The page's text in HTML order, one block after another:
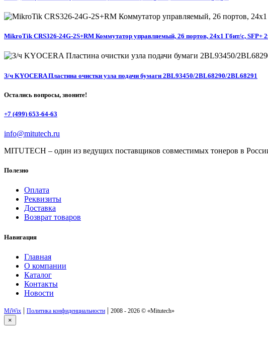
MikroTik CRS326-24G-2S+RM Коммутатор управляемый, 26 портов, 24x1 Гбит/с, SFP+
З/ч KYOCERA Пластина очистки узла подачи бумаги 2BL93450/2BL68290/2BL68291
Остались вопросы, звоните!
+7 (499) 653-64-63
info@mitutech.ru
MITUTECH – один из ведущих поставщиков совместимых тонеров в
Полезно
Оплата
Реквизиты
Доставка
Возврат товаров
Навигация
Главная
О компании
Каталог
Контакты
Новости
MiWix | Политика конфиденциальности | 2008 - 2026 © «Mitutech»
×